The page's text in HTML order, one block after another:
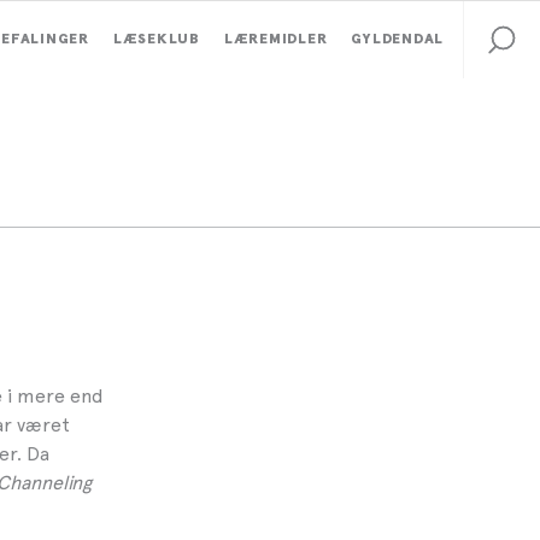
LÆSEKLUB LÆREMIDLER GYLDENDAL
mere end
været
Da